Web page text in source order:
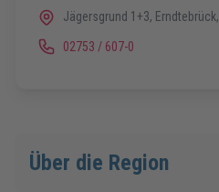
Jägersgrund 1+3,
02753 / 607-0
Über die Region